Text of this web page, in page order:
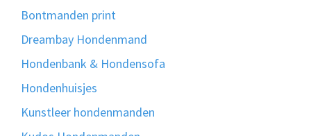
Bontmanden print
Dreambay Hondenmand
Hondenbank & Hondensofa
Hondenhuisjes
Kunstleer hondenmanden